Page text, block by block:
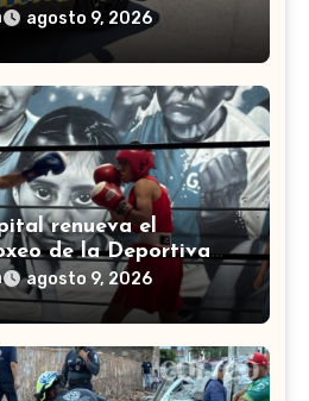
agosto 9, 2026
renueva el
de la Deportiva
agosto 9, 2026